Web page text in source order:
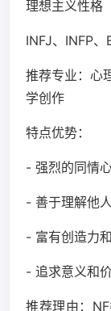
理想主义性格
INFJ、INFP、
推荐专业：心
学创作
特点优势：
- 强烈的同情
- 善于理解他
- 富有创造力
- 追求意义和
推荐理由：